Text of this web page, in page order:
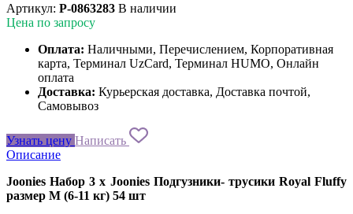
Артикул: P-0863283 В наличии
Цена по запросу
Оплата: Наличными, Перечислением, Корпоративная
карта, Терминал UzCard, Терминал HUMO, Онлайн
оплата
Доставка: Курьерская доставка, Доставка почтой,
Самовывоз
Узнать цену Написать
Описание
Joonies Набор 3 х Joonies Подгузники- трусики Royal Fluffy
размер M (6-11 кг) 54 шт